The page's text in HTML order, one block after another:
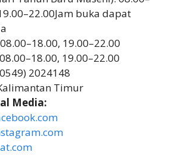
buka dapat
19.00–22.00
19.00–22.00
2024148
Timur
Media: